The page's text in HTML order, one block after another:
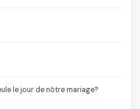
le jour de nôtre mariage?